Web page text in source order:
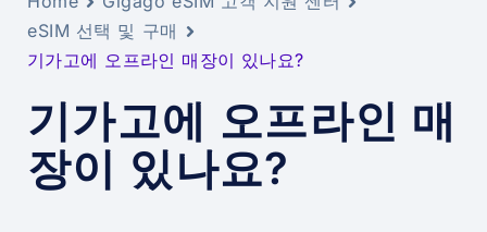
eSIM 선택 및 구매
기가고에 오프라인 매장이 있나요?
기가고에 오프라인 매
장이 있나요?